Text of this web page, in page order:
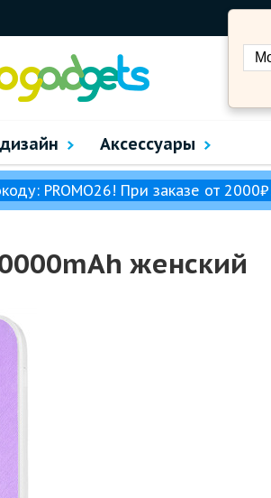
Аксессуары
PROMO26! При заказе от
женский